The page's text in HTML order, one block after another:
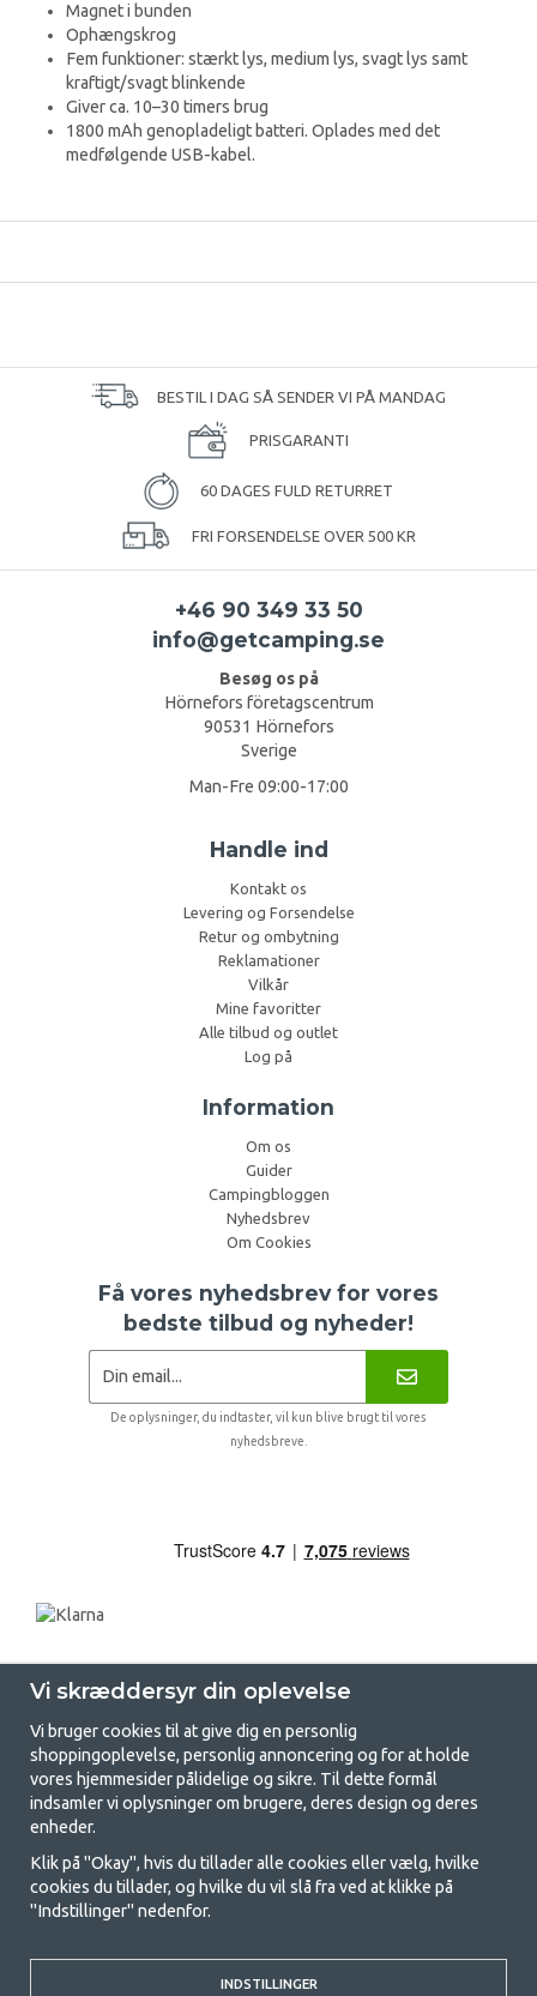
Magnet i bunden
Ophængskrog
Fem funktioner: stærkt lys, medium lys, svagt lys samt
kraftigt/svagt blinkende
Giver ca. 10–30 timers brug
1800 mAh genopladeligt batteri. Oplades med det
medfølgende USB-kabel.
BESTIL I DAG SÅ SENDER VI PÅ MANDAG
PRISGARANTI
60 DAGES FULD RETURRET
FRI FORSENDELSE OVER 500 KR
+46 90 349 33 50
info@getcamping.se
Besøg os på
Hörnefors företagscentrum
90531 Hörnefors
Sverige
Man-Fre 09:00-17:00
Handle ind
Kontakt os
Levering og Forsendelse
Retur og ombytning
Reklamationer
Vilkår
Mine favoritter
Alle tilbud og outlet
Log på
Information
Om os
Guider
Campingbloggen
Nyhedsbrev
Om Cookies
Få vores nyhedsbrev for vores
bedste tilbud og nyheder!
De oplysninger, du indtaster, vil kun blive brugt til vores
nyhedsbreve.
GetCamping.dk - Din butik for
camping og friluftsliv
Camping kan enten være en livsstil eller en måde at samle familien på til
et fælles eventyr. Uanset hvilken kategori du tilhører, finder du alt, du
til at campere, så vi tilbyder rigtig gode priser på familietelte,
campingvogns-telte og alt andet udstyr til camping og friluftsliv. Vores
Vi skræddersyr din oplevelse
Vi bruger cookies til at give dig en personlig
shoppingoplevelse, personlig annoncering og for at holde
vores hjemmesider pålidelige og sikre. Til dette formål
indsamler vi oplysninger om brugere, deres design og deres
enheder.
Klik på "Okay", hvis du tillader alle cookies eller vælg, hvilke
cookies du tillader, og hvilke du vil slå fra ved at klikke på
"Indstillinger" nedenfor.
INDSTILLINGER